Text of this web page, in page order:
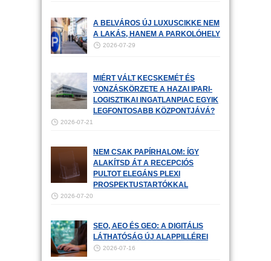
A BELVÁROS ÚJ LUXUSCIKKE NEM
A LAKÁS, HANEM A PARKOLÓHELY
2026-07-29
MIÉRT VÁLT KECSKEMÉT ÉS
VONZÁSKÖRZETE A HAZAI IPARI-
LOGISZTIKAI INGATLANPIAC EGYIK
LEGFONTOSABB KÖZPONTJÁVÁ?
2026-07-21
NEM CSAK PAPÍRHALOM: ÍGY
ALAKÍTSD ÁT A RECEPCIÓS
PULTOT ELEGÁNS PLEXI
PROSPEKTUSTARTÓKKAL
2026-07-20
SEO, AEO ÉS GEO: A DIGITÁLIS
LÁTHATÓSÁG ÚJ ALAPPILLÉREI
2026-07-16